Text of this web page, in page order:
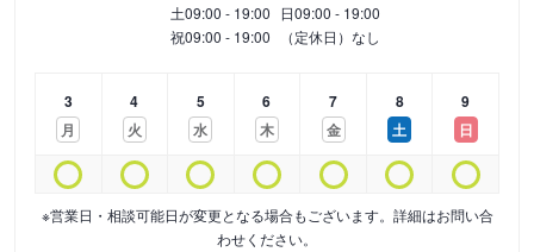
土09:00 - 19:00 日09:00 - 19:00
祝09:00 - 19:00 （定休日）なし
3
月
4
火
5
水
6
木
7
金
8
土
9
日
※営業日・相談可能日が変更となる場合もございます。詳細はお問い合
わせください。